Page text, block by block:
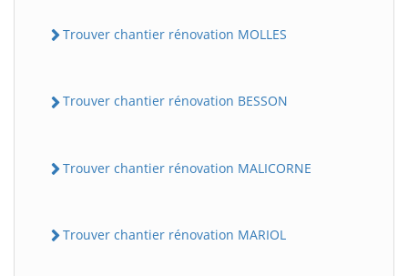
Trouver chantier rénovation MOLLES
Trouver chantier rénovation BESSON
Trouver chantier rénovation MALICORNE
Trouver chantier rénovation MARIOL